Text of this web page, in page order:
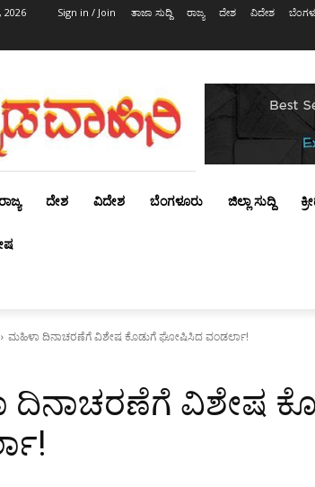
2026 Sign in / Join ತಾಜಾ ಸುದ್ದಿ ರಾಜ್ಯ ದೇಶ ವಿದೇಶ
ದೇಶ ವಿದೇಶ ಬೆಂಗಳೂರು ಜಿಲ್ಲಾ ಸುದ್ದಿ
ಮಹಿಳಾ ದಿನಾಚರಣೆಗೆ ವಿಶೇಷ ಕೊಡುಗೆ ಘೋಷಿಸಿದ ವಂಡರ್ಲಾ!
ದಿನಾಚರಣೆಗೆ ವಿಶೇಷ